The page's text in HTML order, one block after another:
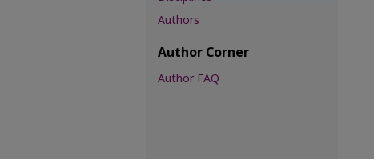
Authors
Author Corner
Author FAQ